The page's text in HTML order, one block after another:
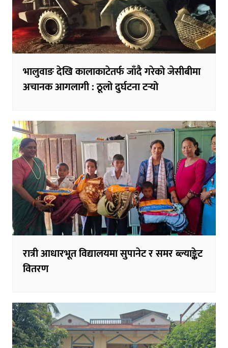
भालुवाङ देखि कालाकाटेतर्फ जाँदै गरेकाे जेसीबीमा
अचानक आगलागी : ठूलो दुर्घटना टर्‍यो
रात्री आधारभूत विद्यालयमा सुपानेट र समर ब्ल्याङ्केट
वितरण